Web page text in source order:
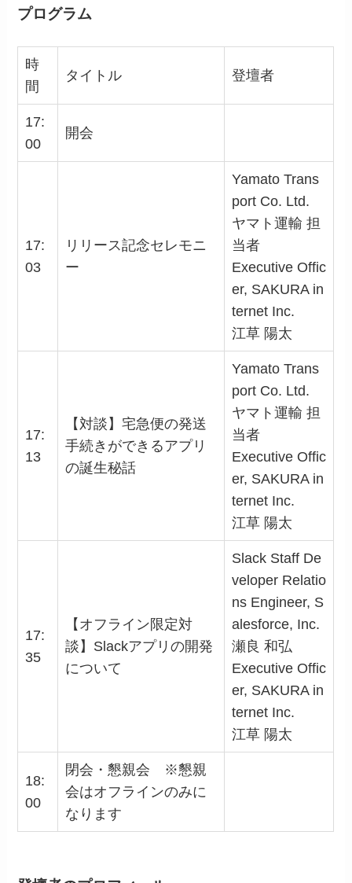
プログラム
時
間
タイトル 登壇者
17:
00
開会
17:
03
リリース記念セレモニ
ー
Yamato Trans
port Co. Ltd.
ヤマト運輸 担
当者
Executive Offic
er, SAKURA in
ternet Inc.
江草 陽太
17:
13
【対談】宅急便の発送
手続きができるアプリ
の誕生秘話
Yamato Trans
port Co. Ltd.
ヤマト運輸 担
当者
Executive Offic
er, SAKURA in
ternet Inc.
江草 陽太
17:
35
【オフライン限定対
談】Slackアプリの開発
について
Slack Staff De
veloper Relatio
ns Engineer, S
alesforce, Inc.
瀬良 和弘
Executive Offic
er, SAKURA in
ternet Inc.
江草 陽太
18:
00
閉会・懇親会 ※懇親
会はオフラインのみに
なります